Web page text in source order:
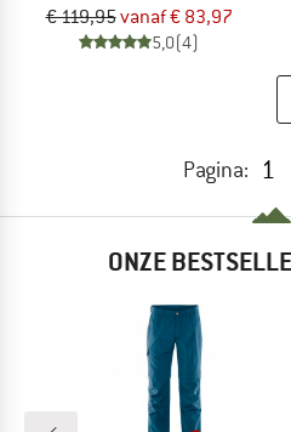
€ 119,95vanaf € 83,97
5,0(4)
Pagina: 1
ONZE